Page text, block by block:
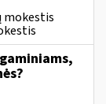
mokestis